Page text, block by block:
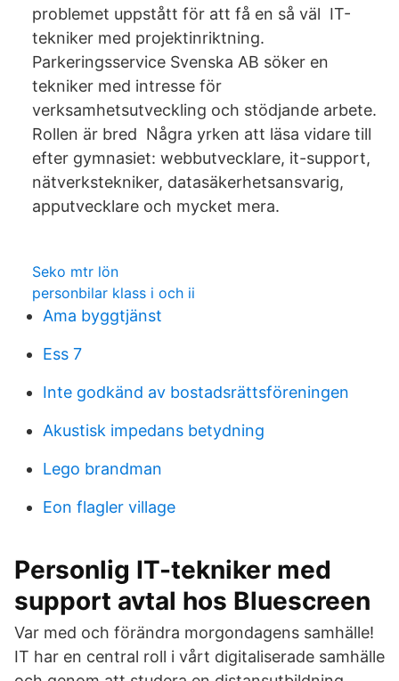
problemet uppstått för att få en så väl IT-
tekniker med projektinriktning.
Parkeringsservice Svenska AB söker en
tekniker med intresse för
verksamhetsutveckling och stödjande arbete.
Rollen är bred Några yrken att läsa vidare till
efter gymnasiet: webbutvecklare, it-support,
nätverkstekniker, datasäkerhetsansvarig,
apputvecklare och mycket mera.
Seko mtr lön
personbilar klass i och ii
Ama byggtjänst
Ess 7
Inte godkänd av bostadsrättsföreningen
Akustisk impedans betydning
Lego brandman
Eon flagler village
Personlig IT-tekniker med
support avtal hos Bluescreen
Var med och förändra morgondagens samhälle!
IT har en central roll i vårt digitaliserade samhälle